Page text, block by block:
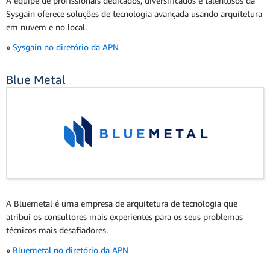
Sysgain oferece soluções de tecnologia avançada usando arquitetura
em nuvem e no local.
» Sysgain no diretório da APN
Blue Metal
A Bluemetal é uma empresa de arquitetura de tecnologia que
atribui os consultores mais experientes para os seus problemas
técnicos mais desafiadores.
» Bluemetal no diretório da APN